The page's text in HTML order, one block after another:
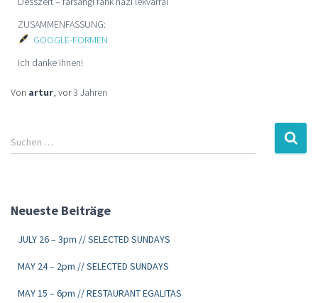
ZUSAMMENFASSUNG:
GOOGLE-FORMEN
Ich danke Ihnen!
Von artur, vor3 Jahren
Suchen …
Neueste Beiträge
JULY 26 – 3pm // SELECTED SUNDAYS
MAY 24 – 2pm // SELECTED SUNDAYS
MAY 15 – 6pm // RESTAURANT EGALITAS